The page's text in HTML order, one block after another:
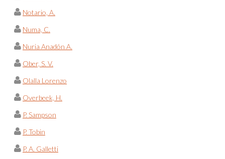
Notario, A.
Numa, C.
Nuria Anadón A.
Ober, S. V.
Olalla Lorenzo
Overbeek, H.
P. Sampson
P. Tobin
P. A. Galletti